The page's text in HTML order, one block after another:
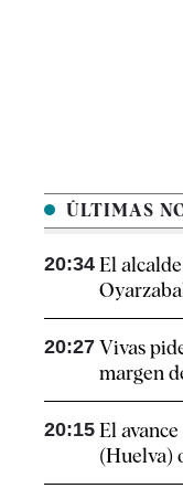
ÚLTIMAS
20:34 El
20:27 Vivas
margen
20:15 El
(Huelva)